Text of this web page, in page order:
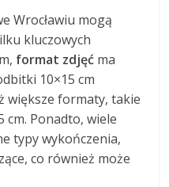
Wrocławiu mogą
kluczowych
format zdjęć ma
10×15 cm
większe formaty, takie
cm. Ponadto, wiele
typy wykończenia,
co również może